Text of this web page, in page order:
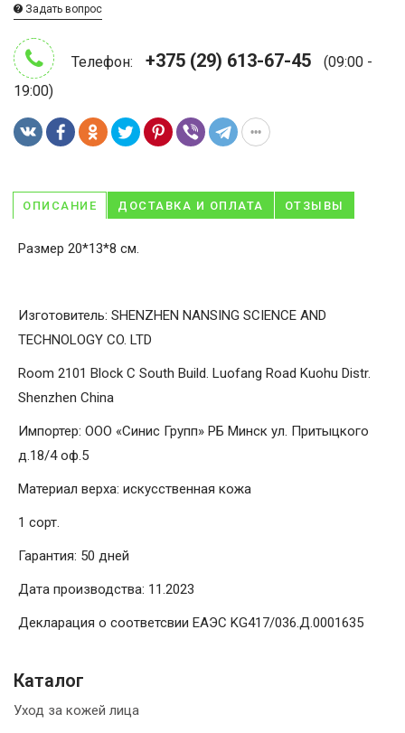
Задать вопрос
Телефон: +375 (29) 613-67-45
(09:00 -
19:00)
ОПИСАНИЕ ДОСТАВКА И ОПЛАТА ОТЗЫВЫ
Размер 20*13*8 см.
Изготовитель: SHENZHEN NANSING SCIENCE AND
TECHNOLOGY CO. LTD
Room 2101 Block C South Build. Luofang Road Kuohu Distr.
Shenzhen China
Импортер: ООО «Синис Групп» РБ Минск ул. Притыцкого
д.18/4 оф.5
Материал верха: искусственная кожа
1 сорт.
Гарантия: 50 дней
Дата производства: 11.2023
Декларация о соответсвии ЕАЭС KG417/036.Д.0001635
Каталог
Уход за кожей лица